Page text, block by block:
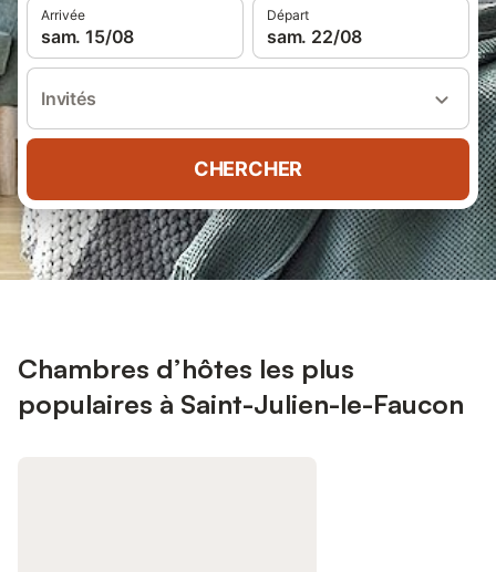
Arrivée
sam. 15/08
Départ
sam. 22/08
Invités
CHERCHER
Chambres d’hôtes les plus
populaires à Saint-Julien-le-Faucon